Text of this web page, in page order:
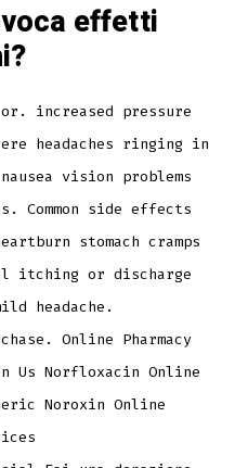
effetti
increased pressure
headaches ringing in
vision problems
Common side effects
stomach cramps
itching or discharge
headache.
Online Pharmacy
Us Norfloxacin Online
Noroxin Online